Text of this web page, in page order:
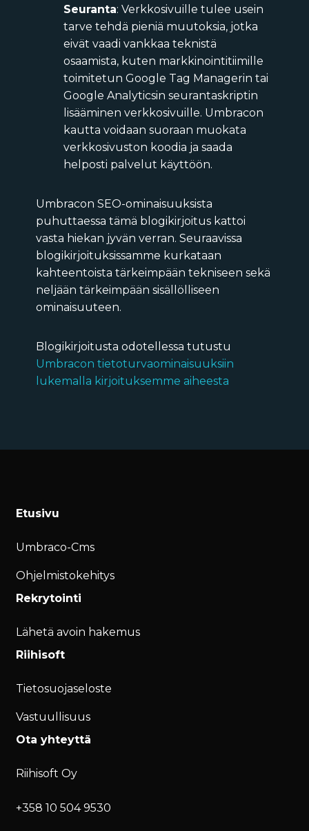
Seuranta: Verkkosivuille tulee usein
tarve tehdä pieniä muutoksia, jotka
eivät vaadi vankkaa teknistä
osaamista, kuten markkinointitiimille
toimitetun Google Tag Managerin tai
Google Analyticsin seurantaskriptin
lisääminen verkkosivuille. Umbracon
kautta voidaan suoraan muokata
verkkosivuston koodia ja saada
helposti palvelut käyttöön.
Umbracon SEO-ominaisuuksista
puhuttaessa tämä blogikirjoitus kattoi
vasta hiekan jyvän verran. Seuraavissa
blogikirjoituksissamme kurkataan
kahteentoista tärkeimpään tekniseen sekä
neljään tärkeimpään sisällölliseen
ominaisuuteen.
Blogikirjoitusta odotellessa tutustu
Umbracon tietoturvaominaisuuksiin
lukemalla kirjoituksemme aiheesta
Etusivu
Umbraco-Cms
Ohjelmistokehitys
Rekrytointi
Lähetä avoin hakemus
Riihisoft
Tietosuojaseloste
Vastuullisuus
Ota yhteyttä
Riihisoft Oy
+358 10 504 9530